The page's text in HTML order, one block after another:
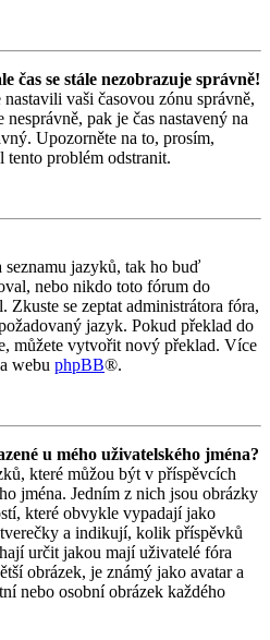
čas se stále nezobrazuje správně!
vaši časovou zónu správně,
nesprávně, pak je čas nastavený na
Upozorněte na to, prosím,
tento problém odstranit.
seznamu jazyků, tak ho buď
nebo nikdo toto fórum do
Zkuste se zeptat administrátora fóra,
jazyk. Pokud překlad do
můžete vytvořit nový překlad. Více
webu phpBB®.
u mého uživatelského jména?
které můžou být v příspěvcích
jména. Jedním z nich jsou obrázky
které obvykle vypadají jako
a indikují, kolik příspěvků
určit jakou mají uživatelé fóra
obrázek, je známý jako avatar a
nebo osobní obrázek každého